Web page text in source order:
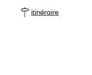
itinéraire